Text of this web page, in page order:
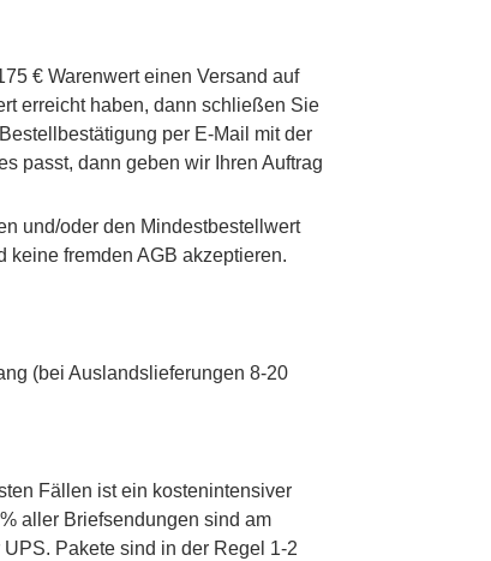
€ Warenwert einen Versand auf
erreicht haben, dann schließen Sie
per E-Mail mit der
passt, dann geben wir Ihren Auftrag
und/oder den Mindestbestellwert
keine fremden AGB akzeptieren.
(bei Auslandslieferungen 8-20
Fällen ist ein kostenintensiver
aller Briefsendungen sind am
Pakete sind in der Regel 1-2